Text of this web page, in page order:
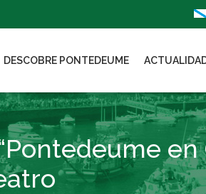
DESCOBRE PONTEDEUME
en